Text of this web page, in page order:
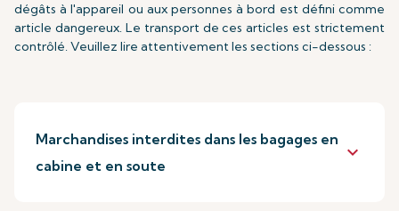
dégâts à l'appareil ou aux personnes à bord est défini comme
article dangereux. Le transport de ces articles est strictement
contrôlé. Veuillez lire attentivement les sections ci-dessous :
Marchandises interdites dans les bagages en
cabine et en soute
keyboard_arrow_down